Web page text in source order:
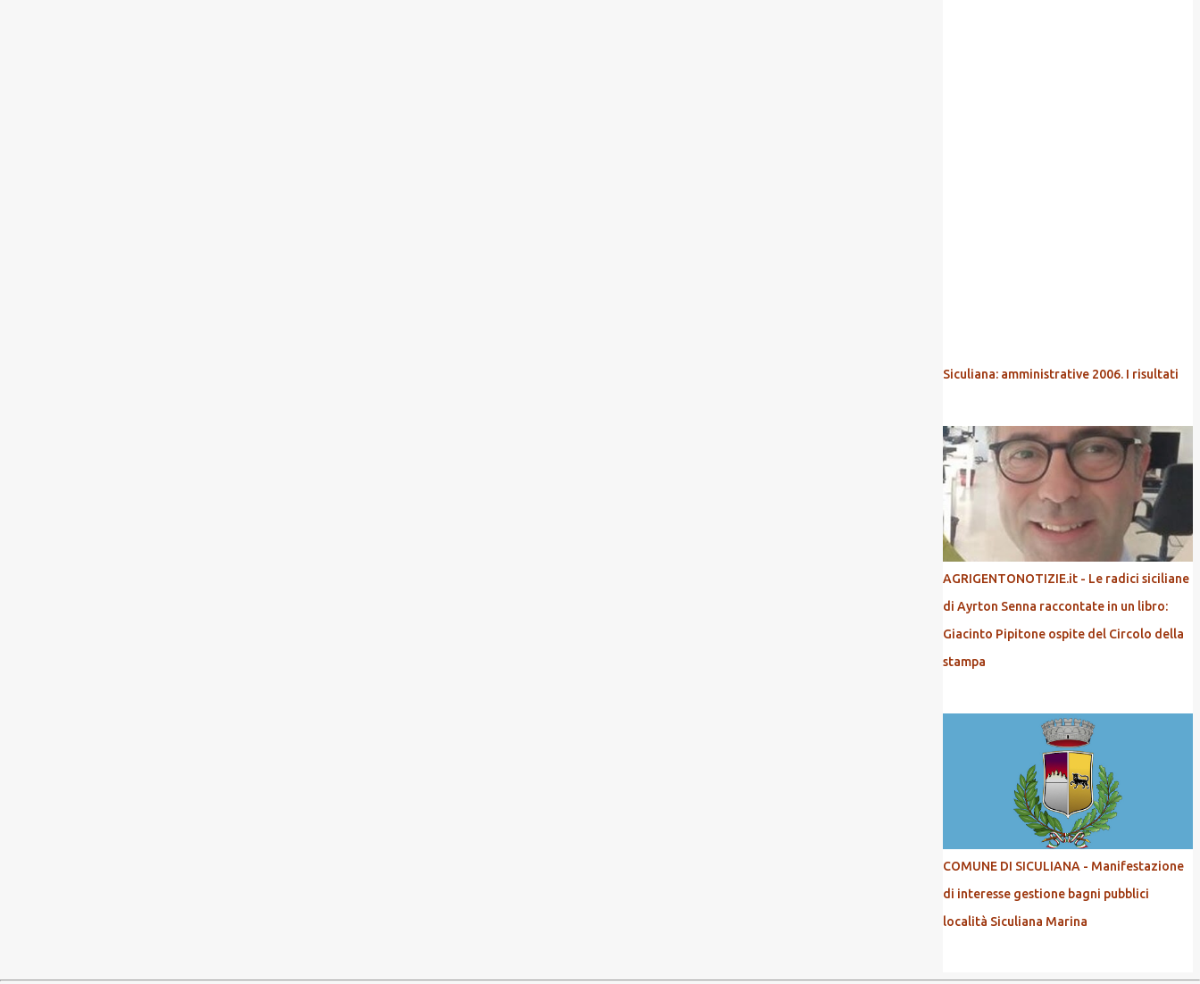
Siculiana: amministrative 2006. I risultati
AGRIGENTONOTIZIE.it - Le radici siciliane
di Ayrton Senna raccontate in un libro:
Giacinto Pipitone ospite del Circolo della
stampa
COMUNE DI SICULIANA - Manifestazione
di interesse gestione bagni pubblici
località Siculiana Marina